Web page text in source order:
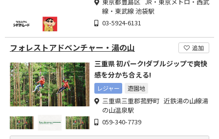
線・東武線 池袋駅
03-5924-6131
フォレストアドベンチャー・湯の山 追加
三重県 初パーク!ダブルジップで爽快
感を分かち合える!
レジャー 遊園地
三重県三重郡菰野町 近鉄湯の山線湯
の山温泉駅
059-340-7739